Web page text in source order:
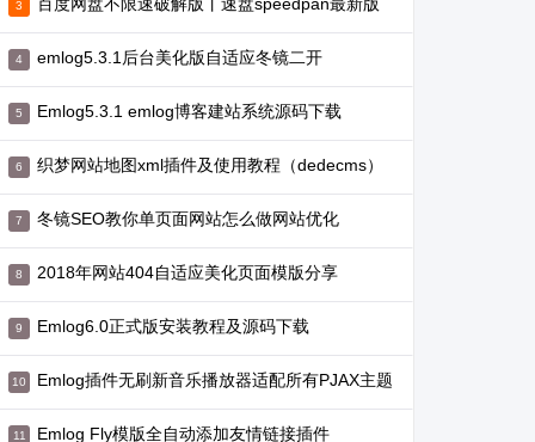
emlog5.3.1后台美化版自适应冬镜二开
Emlog5.3.1 emlog博客建站系统源码下载
织梦网站地图xml插件及使用教程（dedecms）
冬镜SEO教你单页面网站怎么做网站优化
2018年网站404自适应美化页面模版分享
Emlog6.0正式版安装教程及源码下载
Emlog插件无刷新音乐播放器适配所有PJAX主题
Emlog Fly模版全自动添加友情链接插件